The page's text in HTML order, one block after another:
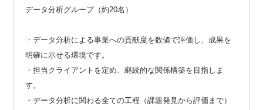
データ分析グループ（約20名）
・データ分析による事業への貢献度を数値で評価し、成果を
明確に示せる環境です。
・担当クライアントを定め、継続的な関係構築を目指しま
す。
・データ分析に関わる全ての工程（課題発見から評価まで）